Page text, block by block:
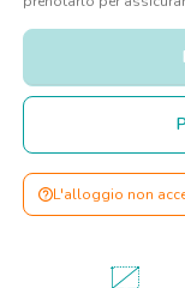
L'alloggio non